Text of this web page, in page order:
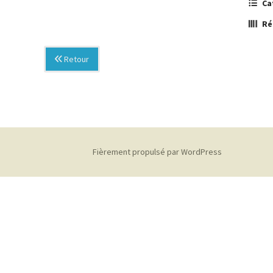
Retour
Fièrement propulsé par WordPress